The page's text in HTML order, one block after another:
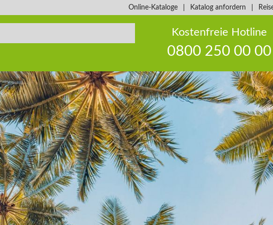
Online-Kataloge Katalog anfordern
Kostenfreie Hotline
0800 250 00 00